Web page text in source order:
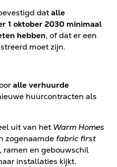
datalle
1 oktober 2030 minimaal
hebben, of dat er een
moet zijn.
alle verhuurde
huurcontracten als
uit van het Warm Homes
zogenaamde fabric first
ramen en gebouwschil
installaties kijkt.